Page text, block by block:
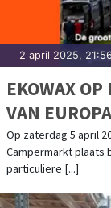
2 april 2025,
EKOWAX OP
VAN EUROPA
Op zaterdag 5 april
Campermarkt plaats
particuliere [...]